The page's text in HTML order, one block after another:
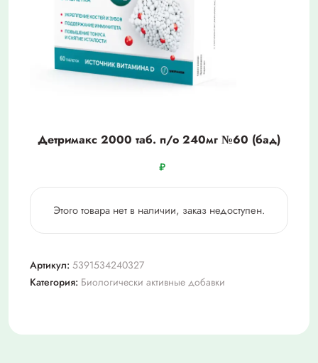
Детримакс 2000 таб. п/о 240мг №60 (бад)
₽
Этого товара нет в наличии, заказ недоступен.
Артикул: 5391534240327
Категория: Биологически активные добавки